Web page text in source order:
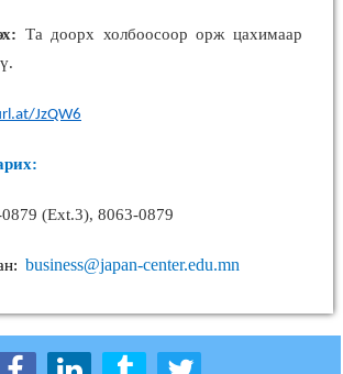
Та доорх холбоосоор орж цахимаар
JzQW6
(Ext.3), 8063-0879
business@japan-center.edu.mn